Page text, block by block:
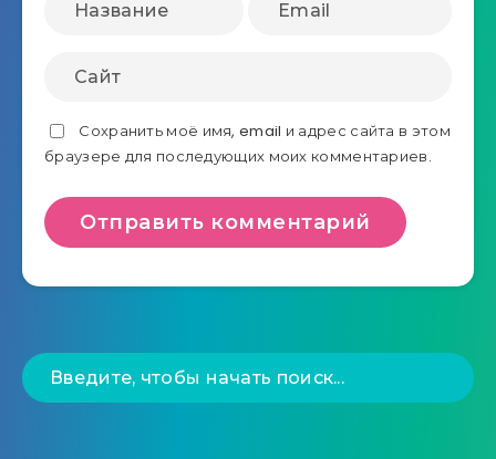
Сохранить моё имя, email и адрес сайта в этом
браузере для последующих моих комментариев.